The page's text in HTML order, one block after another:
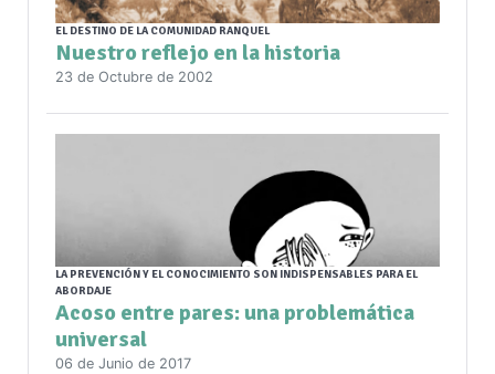
EL DESTINO DE LA COMUNIDAD RANQUEL
Nuestro reflejo en la historia
23 de Octubre de 2002
LA PREVENCIÓN Y EL CONOCIMIENTO SON INDISPENSABLES PARA EL
ABORDAJE
Acoso entre pares: una problemática
universal
06 de Junio de 2017